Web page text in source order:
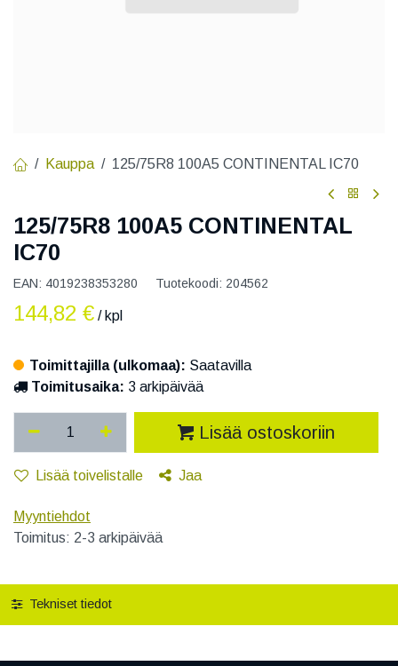
Kauppa 125/75R8 100A5 CONTINENTAL IC70
125/75R8 100A5 CONTINENTAL
IC70
EAN: 4019238353280 Tuotekoodi: 204562
144,82 € / kpl
Toimittajilla (ulkomaa): Saatavilla
Toimitusaika: 3 arkipäivää
Lisää ostoskoriin
Lisää toivelistalle Jaa
Myyntiehdot
Toimitus: 2-3 arkipäivää
Tekniset tiedot